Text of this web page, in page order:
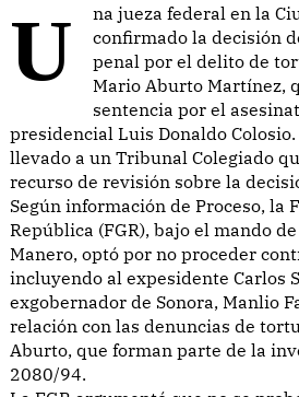
Una jueza federal en la Ciudad de México ha
confirmado la decisión
penal por el delito de
Mario Aburto Martínez,
sentencia por el
presidencial Luis Donaldo
llevado a un Tribunal Colegiado
recurso de revisión sobre la
Según información de Proceso, la
República (FGR), bajo el mando
Manero, optó por no proceder
incluyendo al expesidente Carlos
exgobernador de Sonora, Manlio
relación con las denuncias de
Aburto, que forman parte de la
2080/94.